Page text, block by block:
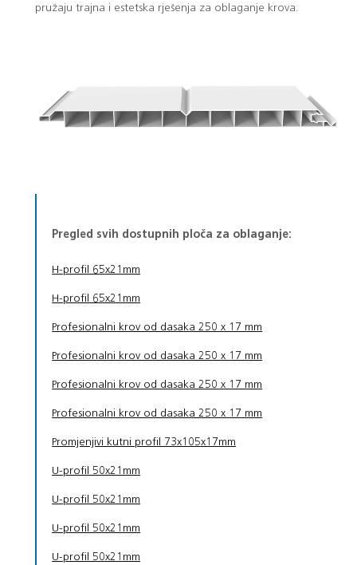
pružaju trajna i estetska rješenja za oblaganje krova.
Pregled svih dostupnih ploča za oblaganje:
H-profil 65x21mm
H-profil 65x21mm
Profesionalni krov od dasaka 250 x 17 mm
Profesionalni krov od dasaka 250 x 17 mm
Profesionalni krov od dasaka 250 x 17 mm
Profesionalni krov od dasaka 250 x 17 mm
Promjenjivi kutni profil 73x105x17mm
U-profil 50x21mm
U-profil 50x21mm
U-profil 50x21mm
U-profil 50x21mm